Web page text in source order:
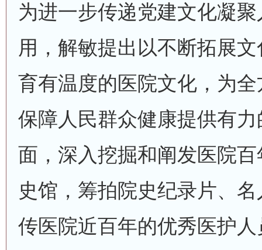
为进一步传递党建文化凝
用，解敏提出以不断拓展
育有温度的医院文化，为
保障人民群众健康提供有
面，深入挖掘和阐发医院
史馆，筹拍院史纪录片、
传医院近百年的优秀医护